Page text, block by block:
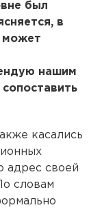
был
в
может
нашим
касались
адрес своей
словам